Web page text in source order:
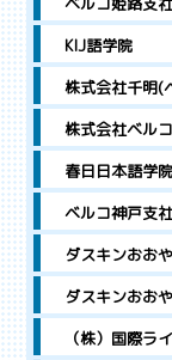
KIJ語学院
株式会社千明(
株式会社ベル
春日日本語学院
ベルコ神戸支
ダスキンおおや
ダスキンおおや
（株）国際ラ